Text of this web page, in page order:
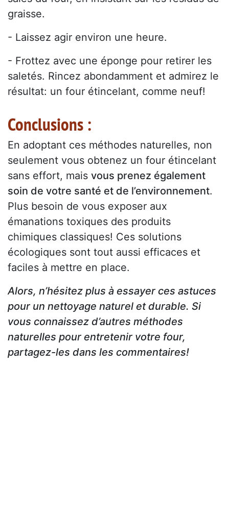
graisse.
- Laissez agir environ une heure.
- Frottez avec une éponge pour retirer les
saletés. Rincez abondamment et admirez le
résultat: un four étincelant, comme neuf!
Conclusions :
En adoptant ces méthodes naturelles, non
seulement vous obtenez un four étincelant
sans effort, mais vous prenez également
soin de votre santé et de l’environnement.
Plus besoin de vous exposer aux
émanations toxiques des produits
chimiques classiques! Ces solutions
écologiques sont tout aussi efficaces et
faciles à mettre en place.
Alors, n’hésitez plus à essayer ces astuces
pour un nettoyage naturel et durable. Si
vous connaissez d’autres méthodes
naturelles pour entretenir votre four,
partagez-les dans les commentaires!